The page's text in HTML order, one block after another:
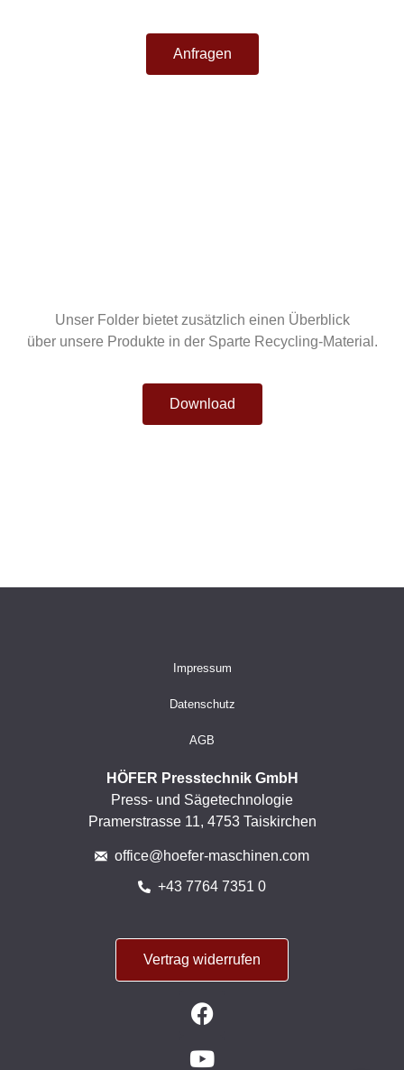
Anfragen
Unser Folder bietet zusätzlich einen Überblick
über unsere Produkte in der Sparte Recycling-Material.
Download
Impressum
Datenschutz
AGB
HÖFER Presstechnik GmbH
Press- und Sägetechnologie
Pramerstrasse 11, 4753 Taiskirchen
office@hoefer-maschinen.com
+43 7764 7351 0
Vertrag widerrufen